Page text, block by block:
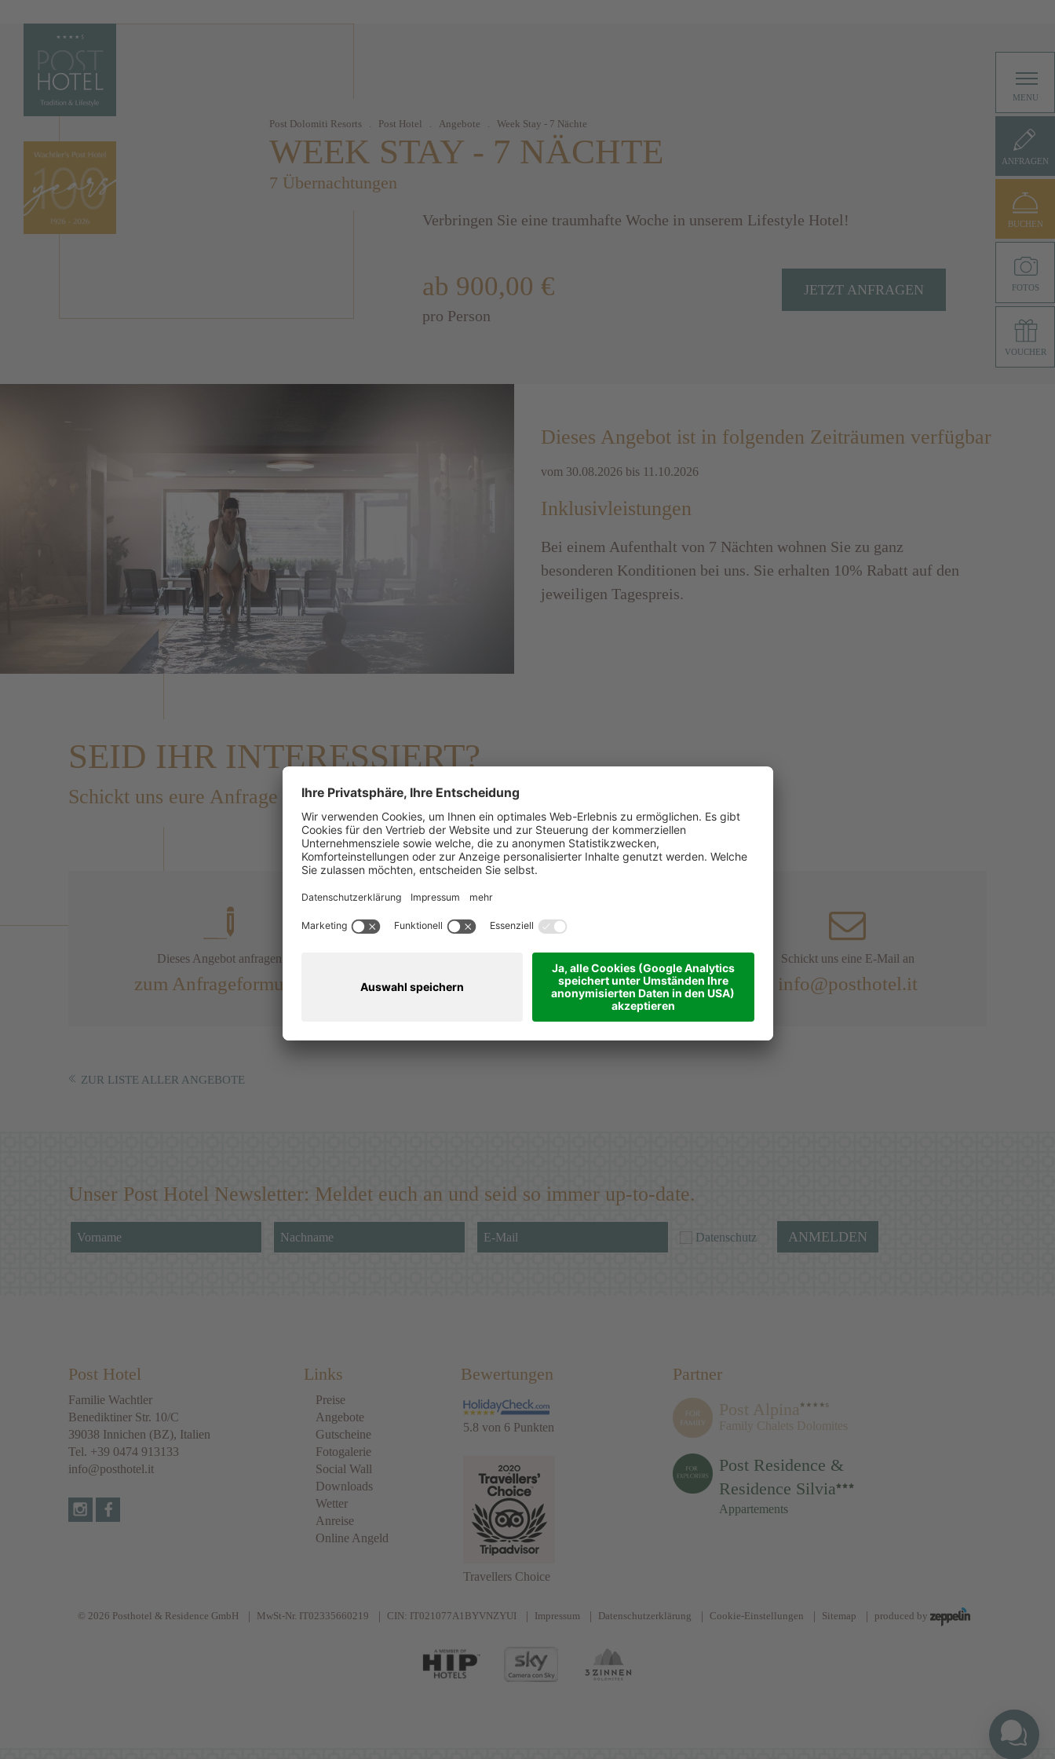
Post Dolomiti Resorts . Post Hotel . Angebote . Week Stay - 7 Nächte
WEEK STAY - 7 NÄCHTE
7 Übernachtungen
Verbringen Sie eine traumhafte Woche in unserem Lifestyle Hotel!
ab 900,00 €
pro Person
JETZT ANFRAGEN
Dieses Angebot ist in folgenden Zeiträumen verfügbar
vom 30.08.2026 bis 11.10.2026
Inklusivleistungen
Bei einem Aufenthalt von 7 Nächten wohnen Sie zu ganz
besonderen Konditionen bei uns. Sie erhalten 10% Rabatt auf den
jeweiligen Tagespreis.
SEID IHR INTERESSIERT?
Schickt uns eure Anfrage oder ruft uns gleich an
Dieses Angebot anfragen
zum Anfrageformular
Kontaktiert uns telefonisch
+39 0474 913133
Schickt uns eine E-Mail an
info@posthotel.it
ZUR LISTE ALLER ANGEBOTE
Unser Post Hotel Newsletter: Meldet euch an und seid so immer up-to-date.
Datenschutz ANMELDEN
Post Hotel
Familie Wachtler
Benediktiner Str. 10/C
39038 Innichen (BZ), Italien
Tel. +39 0474 913133
info@posthotel.it
Links
Preise
Angebote
Gutscheine
Fotogalerie
Social Wall
Downloads
Wetter
Anreise
Online Angeld
Bewertungen
5.8 von 6 Punkten
Travellers Choice
Partner
Post Alpina
Family Chalets Dolomites
Post Residence &
Residence Silvia
Appartements
© 2026 Posthotel & Residence GmbH MwSt-Nr. IT02335660219 CIN: IT021077A1BYVNZYUI Impressum Datenschutzerklärung Cookie-Einstellungen Sitemap produced by
MENU
ANFRAGEN
BUCHEN
FOTOS
VOUCHER